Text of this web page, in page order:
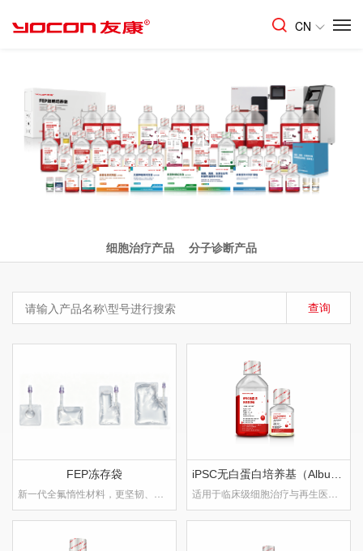
CN
产品中心
细胞治疗产品 分子诊断产品
查询
FEP冻存袋 iPSC无白蛋白培养基（Albumin-free）套装